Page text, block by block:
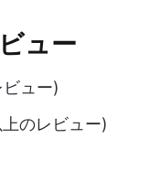
ュー
ュー)
のレビュー)